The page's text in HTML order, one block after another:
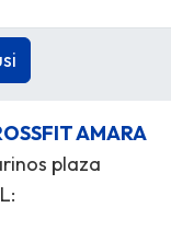
AMARA
plaza